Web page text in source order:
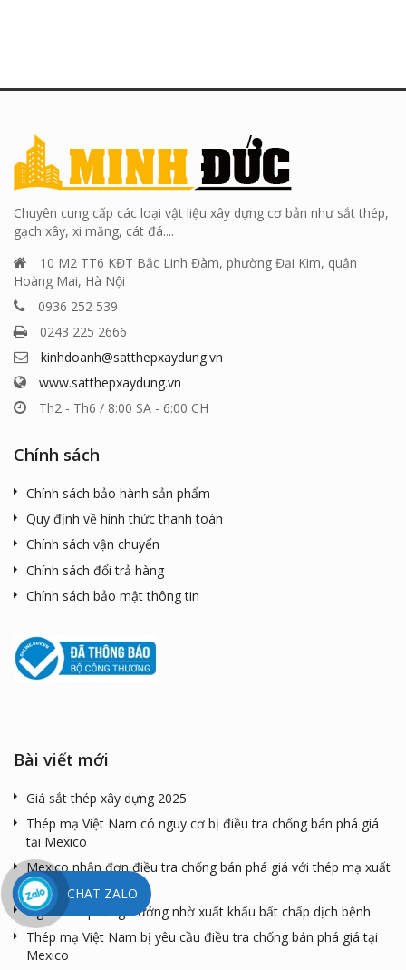
Chuyên cung cấp các loại vật liệu xây dựng cơ bản như sắt thép,
gạch xây, xi măng, cát đá....
10 M2 TT6 KĐT Bắc Linh Đàm, phường Đại Kim, quận
Hoàng Mai, Hà Nội
0936 252 539
0243 225 2666
kinhdoanh@satthepxaydung.vn
www.satthepxaydung.vn
Th2 - Th6 / 8:00 SA - 6:00 CH
Chính sách
Chính sách bảo hành sản phẩm
Quy định về hình thức thanh toán
Chính sách vận chuyển
Chính sách đổi trả hàng
Chính sách bảo mật thông tin
Bài viết mới
Giá sắt thép xây dựng 2025
Thép mạ Việt Nam có nguy cơ bị điều tra chống bán phá giá
tại Mexico
Mexico nhận đơn điều tra chống bán phá giá với thép mạ xuất
xứ từ Việt Nam
Ngành thép tăng trưởng nhờ xuất khẩu bất chấp dịch bệnh
Thép mạ Việt Nam bị yêu cầu điều tra chống bán phá giá tại
Mexico
CHAT ZALO